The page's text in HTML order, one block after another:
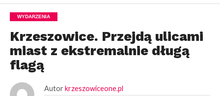
WYDARZENIA
Krzeszowice. Przejdą ulicami
miast z ekstremalnie długą
flagą
Autor krzeszowiceone.pl